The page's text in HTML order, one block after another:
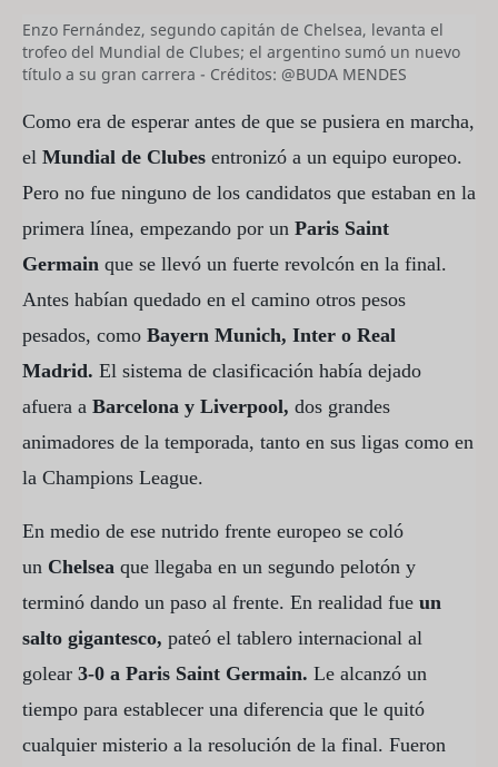
Enzo Fernández, segundo capitán de Chelsea, levanta el
trofeo del Mundial de Clubes; el argentino sumó un nuevo
título a su gran carrera - Créditos: @BUDA MENDES
Como era de esperar antes de que se pusiera en marcha,
el Mundial de Clubes entronizó a un equipo europeo.
Pero no fue ninguno de los candidatos que estaban en la
primera línea, empezando por un Paris Saint
Germain que se llevó un fuerte revolcón en la final.
Antes habían quedado en el camino otros pesos
pesados, como Bayern Munich, Inter o Real
Madrid. El sistema de clasificación había dejado
afuera a Barcelona y Liverpool, dos grandes
animadores de la temporada, tanto en sus ligas como en
la Champions League.
En medio de ese nutrido frente europeo se coló
un Chelsea que llegaba en un segundo pelotón y
terminó dando un paso al frente. En realidad fue un
salto gigantesco, pateó el tablero internacional al
golear 3-0 a Paris Saint Germain. Le alcanzó un
tiempo para establecer una diferencia que le quitó
cualquier misterio a la resolución de la final. Fueron